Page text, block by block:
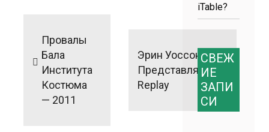
записям
Провалы
Бала
Института
Костюма
— 2011
Эрин Уоссон
Представляет
Replay
iTable?
СВЕЖ
ИЕ
ЗАПИ
СИ